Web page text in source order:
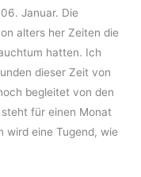
Januar. Die
alters her Zeiten die
hatten. Ich
dieser Zeit von
begleitet von den
für einen Monat
wird eine Tugend, wie